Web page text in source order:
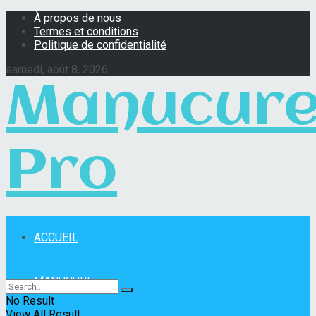
À propos de nous
Termes et conditions
Politique de confidentialité
samedi, août 8, 2026
Pro
ACCUEIL
MANUCURE
No Result